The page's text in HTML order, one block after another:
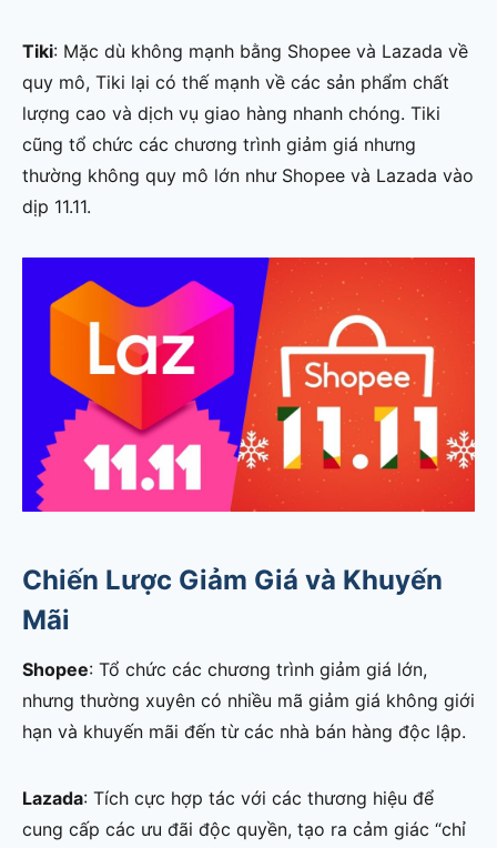
Tiki: Mặc dù không mạnh bằng Shopee và Lazada về
quy mô, Tiki lại có thế mạnh về các sản phẩm chất
lượng cao và dịch vụ giao hàng nhanh chóng. Tiki
cũng tổ chức các chương trình giảm giá nhưng
thường không quy mô lớn như Shopee và Lazada vào
dịp 11.11.
Chiến Lược Giảm Giá và Khuyến
Mãi
Shopee: Tổ chức các chương trình giảm giá lớn,
nhưng thường xuyên có nhiều mã giảm giá không giới
hạn và khuyến mãi đến từ các nhà bán hàng độc lập.
Lazada: Tích cực hợp tác với các thương hiệu để
cung cấp các ưu đãi độc quyền, tạo ra cảm giác “chỉ